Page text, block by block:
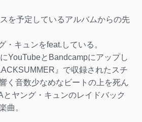
を予定しているアルバムからの先
・キュンをfeat.している。
YouTubeとBandcampにアップし
』で収録されたスチ
く音数少なめなビートの上を死ん
とヤング・キュンのレイドバック
曲。